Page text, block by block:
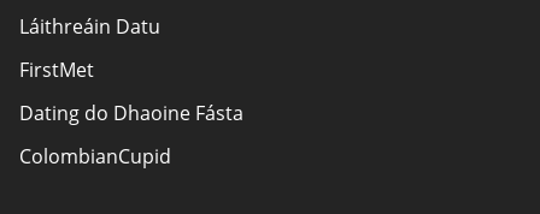
Nochtadh Affiliate
Léarscáil an láithreáin
Láithreáin Datu
FirstMet
Dating do Dhaoine Fásta
ColombianCupid